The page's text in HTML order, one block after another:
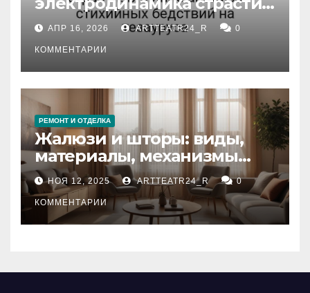
влияние анализа
стихийных бедствий на
тезауруса
АПР 16, 2026 ARTTEATR24_R 0
КОММЕНТАРИИ
РЕМОНТ И ОТДЕЛКА
Жалюзи и шторы: виды,
материалы, механизмы
управления и уход
НОЯ 12, 2025 ARTTEATR24_R 0
КОММЕНТАРИИ